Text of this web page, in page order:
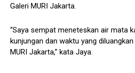
Galeri MURI Jakarta.
“Saya sempat meneteskan air mata
kunjungan dan waktu yang
MURI Jakarta,” kata Jaya.